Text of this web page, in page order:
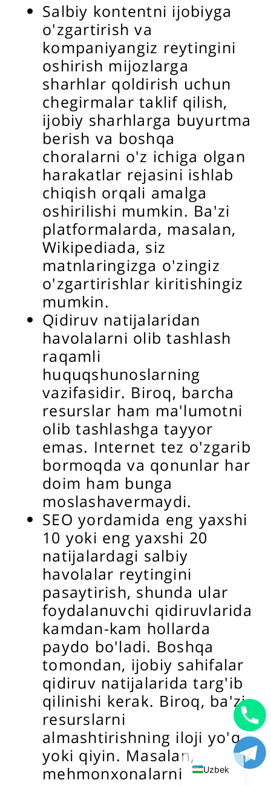
Salbiy kontentni ijobiyga
o'zgartirish va
kompaniyangiz reytingini
oshirish mijozlarga
sharhlar qoldirish uchun
chegirmalar taklif qilish,
ijobiy sharhlarga buyurtma
berish va boshqa
choralarni o'z ichiga olgan
harakatlar rejasini ishlab
chiqish orqali amalga
oshirilishi mumkin. Ba'zi
platformalarda, masalan,
Wikipediada, siz
matnlaringizga o'zingiz
o'zgartirishlar kiritishingiz
mumkin.
Qidiruv natijalaridan
havolalarni olib tashlash
raqamli
huquqshunoslarning
vazifasidir. Biroq, barcha
resurslar ham ma'lumotni
olib tashlashga tayyor
emas. Internet tez o'zgarib
bormoqda va qonunlar har
doim ham bunga
moslashavermaydi.
SEO yordamida eng yaxshi
10 yoki eng yaxshi 20
natijalardagi salbiy
havolalar reytingini
pasaytirish, shunda ular
foydalanuvchi qidiruvlarida
kamdan-kam hollarda
paydo bo'ladi. Boshqa
tomondan, ijobiy sahifalar
qidiruv natijalarida targ'ib
qilinishi kerak. Biroq, ba'zi
resurslarni
almashtirishning iloji yo'q
yoki qiyin. Masalan,
mehmonxonalarni
Uzbek
Russian